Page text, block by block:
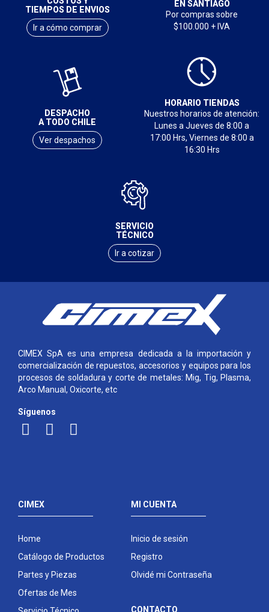
TIEMPOS DE ENVIOS
Ir a cómo comprar
EN SANTIAGO
Por compras sobre
$100.000 + IVA
DESPACHO
A TODO CHILE
Ver despachos
HORARIO TIENDAS
Nuestros horarios de atención:
Lunes a Jueves de 8:00 a
17:00 Hrs, Viernes de 8:00 a
16:30 Hrs
SERVICIO
TÉCNICO
Ir a cotizar
CIMEX SpA es una empresa dedicada a la importación y
comercialización de repuestos, accesorios y equipos para los
procesos de soldadura y corte de metales: Mig, Tig, Plasma,
Arco Manual, Oxicorte, etc
Síguenos
CIMEX
Home
Catálogo de Productos
Partes y Piezas
Ofertas de Mes
MI CUENTA
Inicio de sesión
Registro
Olvidé mi Contraseña
CONTACTO